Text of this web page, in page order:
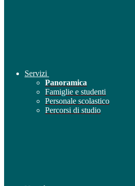
Servizi
Panoramica
Famiglie e studenti
Personale scolastico
Percorsi di studio